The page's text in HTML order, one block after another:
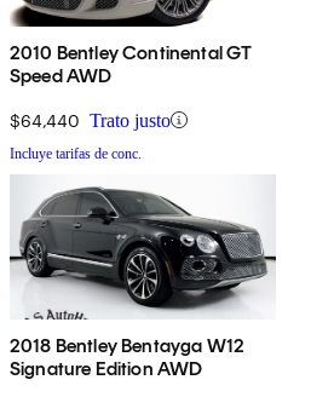
2010 Bentley Continental GT
Speed AWD
$64,440 Trato justo
Incluye tarifas de conc.
2018 Bentley Bentayga W12
Signature Edition AWD